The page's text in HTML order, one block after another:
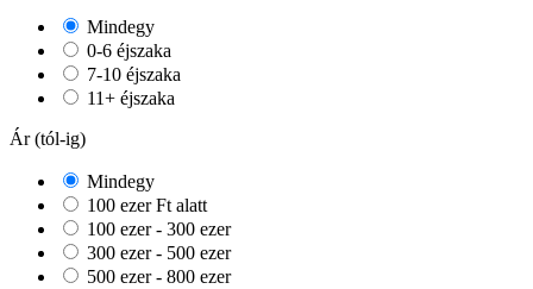
Mindegy
0-6 éjszaka
7-10 éjszaka
11+ éjszaka
Ár (tól-ig)
Mindegy
100 ezer Ft alatt
100 ezer - 300 ezer
300 ezer - 500 ezer
500 ezer - 800 ezer